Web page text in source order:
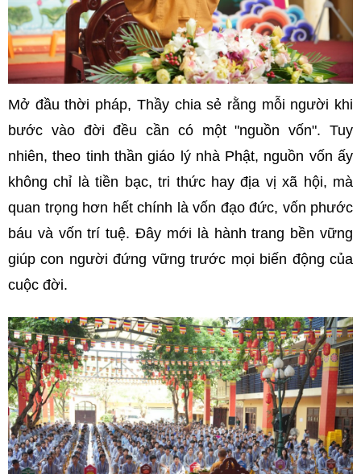
Mở đầu thời pháp, Thầy chia sẻ rằng mỗi người khi
bước vào đời đều cần có một "nguồn vốn". Tuy
nhiên, theo tinh thần giáo lý nhà Phật, nguồn vốn ấy
không chỉ là tiền bạc, tri thức hay địa vị xã hội, mà
quan trọng hơn hết chính là vốn đạo đức, vốn phước
báu và vốn trí tuệ. Đây mới là hành trang bền vững
giúp con người đứng vững trước mọi biến động của
cuộc đời.